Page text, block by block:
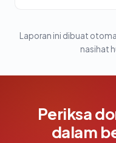
Laporan ini dibuat
nasihat
Periksa
dalam